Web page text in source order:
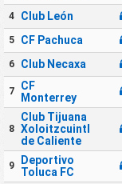
4 Club León
5 CF Pachuca
6 Club Necaxa
7
CF
Monterrey
8
Club Tijuana
Xoloitzcuintles
de Caliente
9
Deportivo
Toluca FC